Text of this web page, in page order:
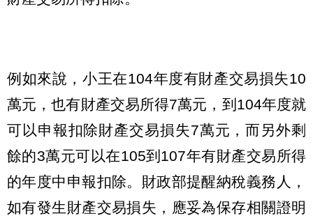
例如來說，小王在104年度有財產交易損失10
萬元，也有財產交易所得7萬元，到104年度就
可以申報扣除財產交易損失7萬元，而另外剩
餘的3萬元可以在105到107年有財產交易所得
的年度中申報扣除。財政部提醒納稅義務人，
如有發生財產交易損失，應妥為保存相關證明